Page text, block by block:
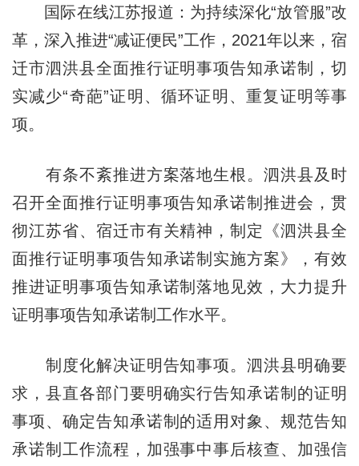
国际在线江苏报道：为持续深化“放管服”改
革，深入推进“减证便民”工作，2021年以来，宿
迁市泗洪县全面推行证明事项告知承诺制，切
实减少“奇葩”证明、循环证明、重复证明等事
项。
有条不紊推进方案落地生根。泗洪县及时
召开全面推行证明事项告知承诺制推进会，贯
彻江苏省、宿迁市有关精神，制定《泗洪县全
面推行证明事项告知承诺制实施方案》，有效
推进证明事项告知承诺制落地见效，大力提升
证明事项告知承诺制工作水平。
制度化解决证明告知事项。泗洪县明确要
求，县直各部门要明确实行告知承诺制的证明
事项、确定告知承诺制的适用对象、规范告知
承诺制工作流程，加强事中事后核查、加强信